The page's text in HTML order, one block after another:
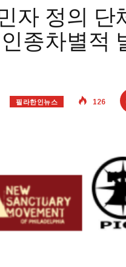
자 정의 단
종차별적
필라한인뉴스 126